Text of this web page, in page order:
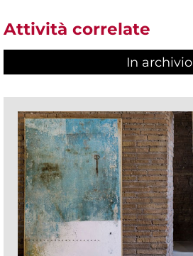
Attività correlate
In archivio